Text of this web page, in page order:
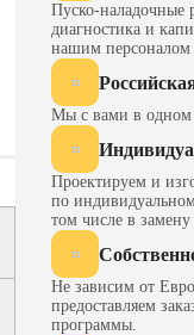
Пуско-наладочные
диагностика и
нашим персоналом
Мы с вами в одном
Проектируем и
по
том числе в
Не зависим от
предоставляем
программы.